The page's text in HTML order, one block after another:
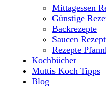
Mittagessen
Günstige
Backrezepte
Saucen
Rezepte
Kochbücher
Muttis Koch Tipps
Blog